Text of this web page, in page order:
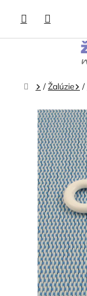
obsah
Domov
/ Žalúzie /